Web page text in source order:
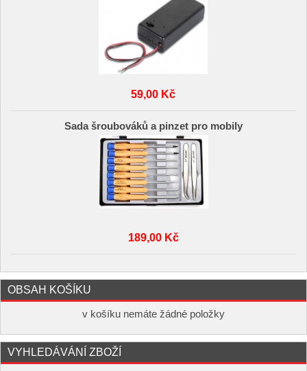
59,00 Kč
Sada šroubováků a pinzet pro mobily
189,00 Kč
OBSAH KOŠÍKU
v košíku nemáte žádné položky
VYHLEDÁVÁNÍ ZBOŽÍ